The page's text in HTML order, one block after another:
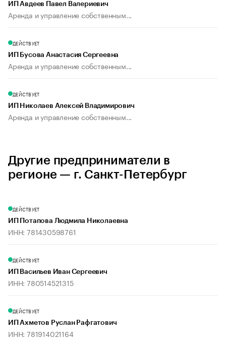
ИП Авдеев Павел Валериевич
Аренда и управление собственным...
ДЕЙСТВУЕТ
ИП Бусова Анастасия Сергеевна
Аренда и управление собственным...
ДЕЙСТВУЕТ
ИП Николаев Алексей Владимирович
Аренда и управление собственным...
Другие предприниматели в
регионе — г. Санкт-Петербург
ДЕЙСТВУЕТ
ИП Потапова Людмила Николаевна
ИНН: 781430598761
ДЕЙСТВУЕТ
ИП Васильев Иван Сергеевич
ИНН: 780514521315
ДЕЙСТВУЕТ
ИП Ахметов Руслан Рафгатович
ИНН: 781914021164